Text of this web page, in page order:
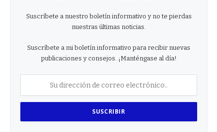
Suscríbete a nuestro boletín informativo y no te pierdas
nuestras últimas noticias.
Suscríbete a mi boletín informativo para recibir nuevas
publicaciones y consejos. ¡Manténgase al día!